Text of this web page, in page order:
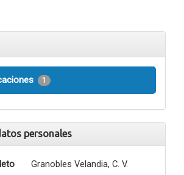
1
personales
Granobles Velandia, C. V.